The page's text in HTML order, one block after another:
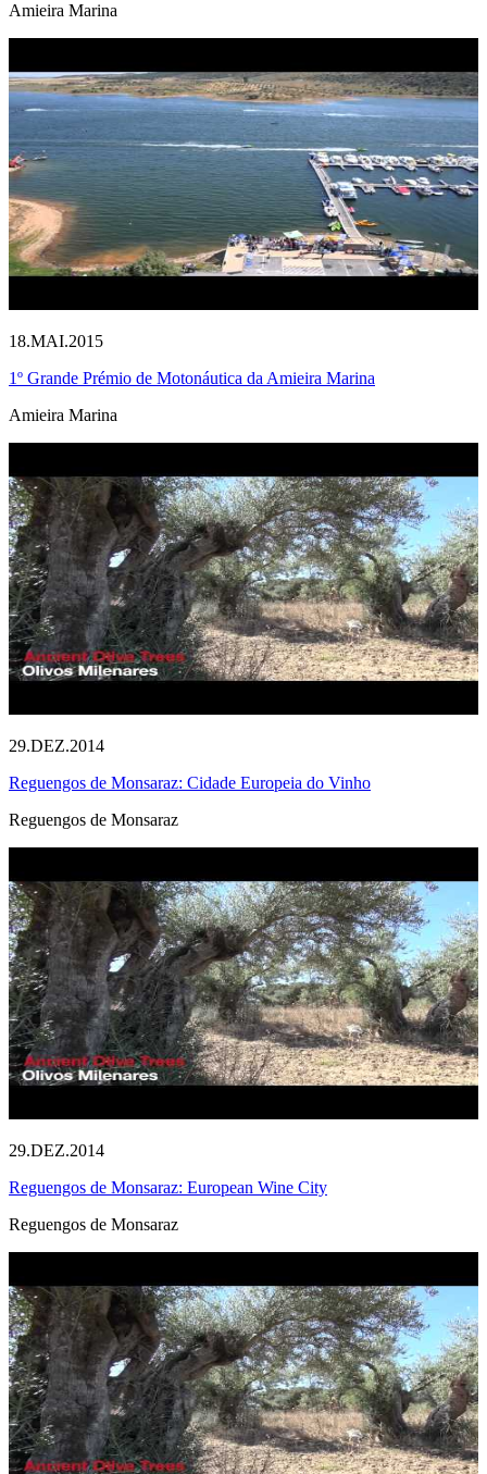
Amieira Marina
18.MAI.2015
1º Grande Prémio de Motonáutica da Amieira Marina
Amieira Marina
29.DEZ.2014
Reguengos de Monsaraz: Cidade Europeia do Vinho
Reguengos de Monsaraz
29.DEZ.2014
Reguengos de Monsaraz: European Wine City
Reguengos de Monsaraz